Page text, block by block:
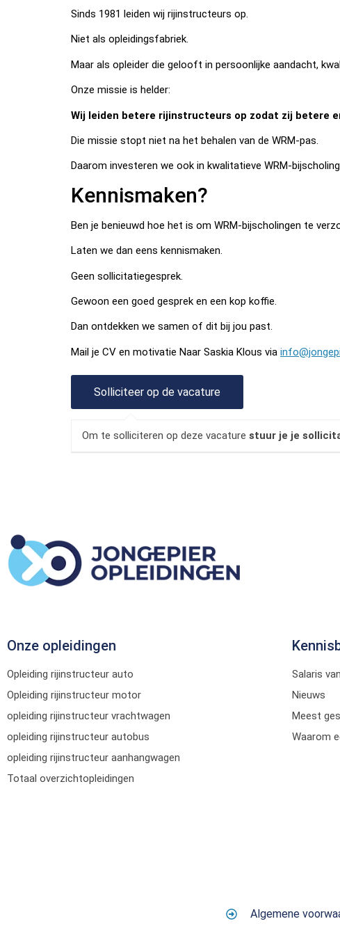
Sinds 1981 leiden wij rijinstructeurs op.
Niet als opleidingsfabriek.
Maar als opleider die gelooft in persoonlijke aandacht,
Onze missie is helder:
Wij leiden betere rijinstructeurs op zodat zij betere
Die missie stopt niet na het behalen van de WRM-pas.
Daarom investeren we ook in kwalitatieve WRM-
Kennismaken?
Ben je benieuwd hoe het is om WRM-bijscholingen te
Laten we dan eens kennismaken.
Geen sollicitatiegesprek.
Gewoon een goed gesprek en een kop koffie.
Dan ontdekken we samen of dit bij jou past.
Mail je CV en motivatie Naar Saskia Klous via
Om te solliciteren op deze vacature stuur je je
Onze opleidingen
Opleiding rijinstructeur auto
Opleiding rijinstructeur motor
opleiding rijinstructeur vrachtwagen
opleiding rijinstructeur autobus
opleiding rijinstructeur aanhangwagen
Totaal overzichtopleidingen
Salaris
Nieuws
Meest
Waarom
Algemene